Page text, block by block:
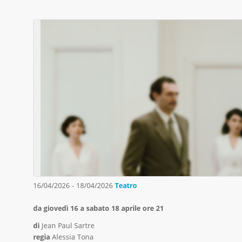
16/04/2026 - 18/04/2026 Teatro
da giovedì 16 a sabato 18 aprile ore 21
di Jean Paul Sartre
regia Alessia Tona